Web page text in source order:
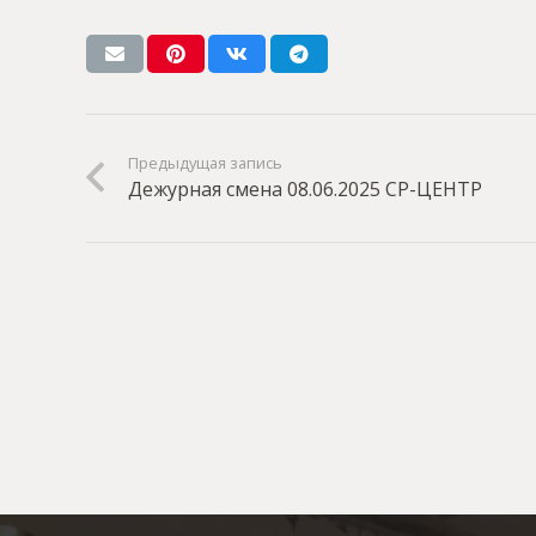
Предыдущая запись
Дежурная смена 08.06.2025 СР-ЦЕНТР